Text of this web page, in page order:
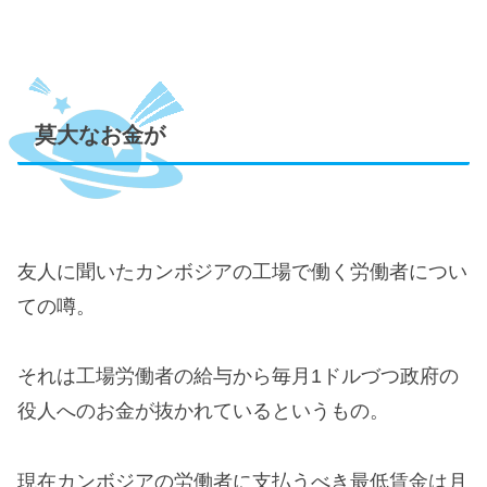
莫大なお金が
友人に聞いたカンボジアの工場で働く労働者につい
ての噂。
それは工場労働者の給与から毎月1ドルづつ政府の
役人へのお金が抜かれているというもの。
現在カンボジアの労働者に支払うべき最低賃金は月